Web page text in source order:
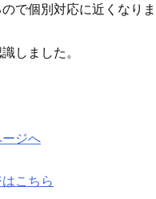
で個別対応に近くなり
しました。
ジへ
こちら